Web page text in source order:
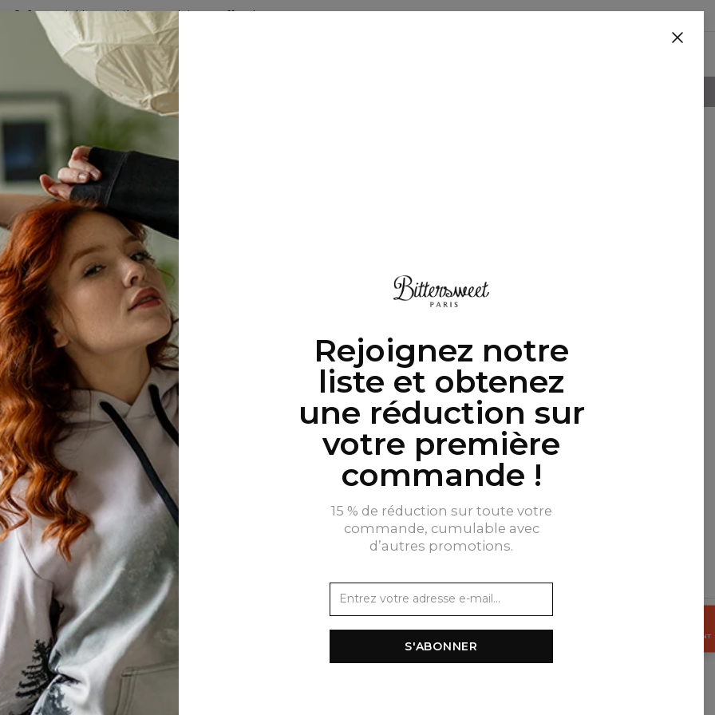
2+1 gratuit ! Le troisième produit est offert ! 51:54:02
ARRIVÉES HOMME
UNIS D'AMÉRIQUE $ USD
de confidentialité et cookies
Rejoignez notre
liste et obtenez
une réduction sur
votre première
commande !
15 % de réduction sur toute votre
commande, cumulable avec
d’autres promotions.
S'ABONNER
MAINTENANT